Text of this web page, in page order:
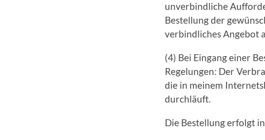
unverbindliche
Bestellung der
verbindliches Angebot
(4) Bei Eingang einer
Regelungen: Der
die in meinem
durchläuft.
Die Bestellung erfolgt